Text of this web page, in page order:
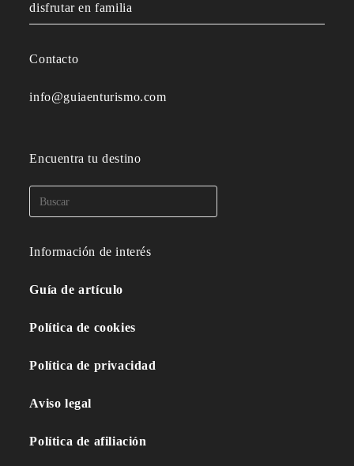
disfrutar en familia
Contacto
info@guiaenturismo.com
Encuentra tu destino
Información de interés
Guía de artículo
Política de cookies
Política de privacidad
Aviso legal
Política de afiliación